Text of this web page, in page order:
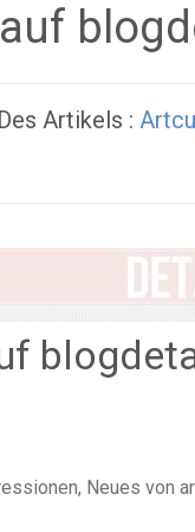
Artikels :
Neues von